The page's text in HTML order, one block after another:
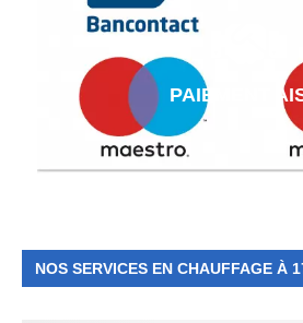
PAIEMENT
NOS SERVICES EN CHAUFFAGE À